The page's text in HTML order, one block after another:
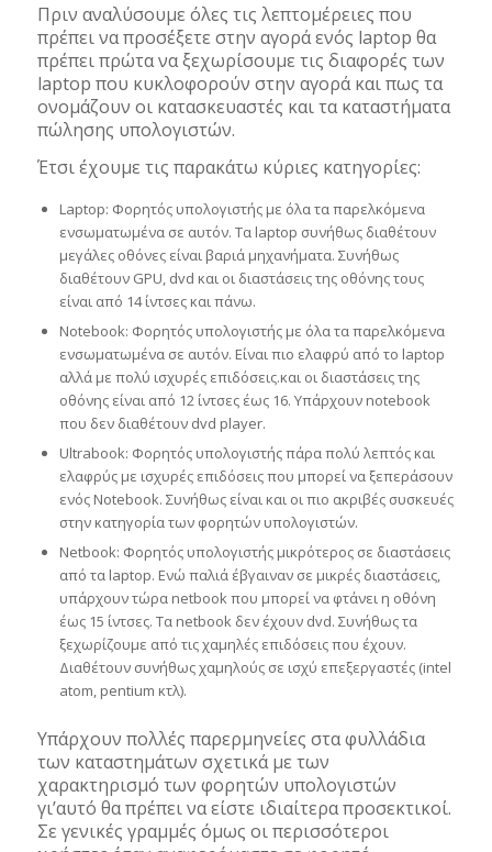
Πριν αναλύσουμε όλες τις λεπτομέρειες που
πρέπει να προσέξετε στην αγορά ενός laptop θα
πρέπει πρώτα να ξεχωρίσουμε τις διαφορές των
laptop που κυκλοφορούν στην αγορά και πως τα
ονομάζουν οι κατασκευαστές και τα καταστήματα
πώλησης υπολογιστών.
Έτσι έχουμε τις παρακάτω κύριες κατηγορίες:
Laptop: Φορητός υπολογιστής με όλα τα παρελκόμενα
ενσωματωμένα σε αυτόν. Τα laptop συνήθως διαθέτουν
μεγάλες οθόνες είναι βαριά μηχανήματα. Συνήθως
διαθέτουν GPU, dvd και οι διαστάσεις της οθόνης τους
είναι από 14 ίντσες και πάνω.
Notebook: Φορητός υπολογιστής με όλα τα παρελκόμενα
ενσωματωμένα σε αυτόν. Είναι πιο ελαφρύ από το laptop
αλλά με πολύ ισχυρές επιδόσεις.και οι διαστάσεις της
οθόνης είναι από 12 ίντσες έως 16. Υπάρχουν notebook
που δεν διαθέτουν dvd player.
Ultrabook: Φορητός υπολογιστής πάρα πολύ λεπτός και
ελαφρύς με ισχυρές επιδόσεις που μπορεί να ξεπεράσουν
ενός Notebook. Συνήθως είναι και οι πιο ακριβές συσκευές
στην κατηγορία των φορητών υπολογιστών.
Netbook: Φορητός υπολογιστής μικρότερος σε διαστάσεις
από τα laptop. Ενώ παλιά έβγαιναν σε μικρές διαστάσεις,
υπάρχουν τώρα netbook που μπορεί να φτάνει η οθόνη
έως 15 ίντσες. Τα netbook δεν έχουν dvd. Συνήθως τα
ξεχωρίζουμε από τις χαμηλές επιδόσεις που έχουν.
Διαθέτουν συνήθως χαμηλούς σε ισχύ επεξεργαστές (intel
atom, pentium κτλ).
Υπάρχουν πολλές παρερμηνείες στα φυλλάδια
των καταστημάτων σχετικά με των
χαρακτηρισμό των φορητών υπολογιστών
γι’αυτό θα πρέπει να είστε ιδιαίτερα προσεκτικοί.
Σε γενικές γραμμές όμως οι περισσότεροι